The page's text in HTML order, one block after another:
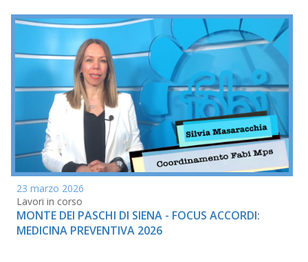
23 marzo 2026
Lavori in corso
MONTE DEI PASCHI DI SIENA - FOCUS ACCORDI:
MEDICINA PREVENTIVA 2026